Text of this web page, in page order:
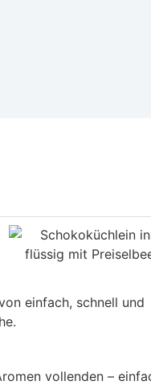
einfach, schnell und
vollenden –